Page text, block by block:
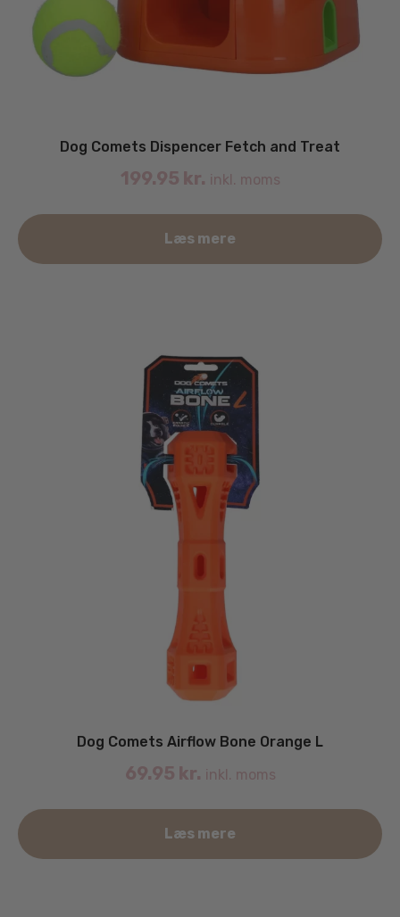
Dog Comets Dispencer Fetch and Treat
199.95 kr. inkl. moms
Læs mere
Dog Comets Airflow Bone Orange L
69.95 kr. inkl. moms
Læs mere